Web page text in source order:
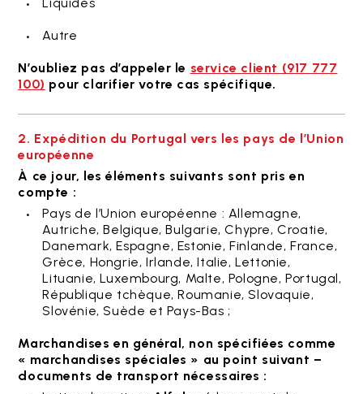
Autre
N’oubliez pas d’appeler le service client (917 777
100) pour clarifier votre cas spécifique.
2. Expédition du Portugal vers les pays de l’Union
européenne
À ce jour, les éléments suivants sont pris en
compte :
Pays de l’Union européenne : Allemagne,
Autriche, Belgique, Bulgarie, Chypre, Croatie,
Danemark, Espagne, Estonie, Finlande, France,
Grèce, Hongrie, Irlande, Italie, Lettonie,
Lituanie, Luxembourg, Malte, Pologne, Portugal,
République tchèque, Roumanie, Slovaquie,
Slovénie, Suède et Pays-Bas ;
Marchandises en général, non spécifiées comme
« marchandises spéciales » au point suivant –
documents de transport nécessaires :